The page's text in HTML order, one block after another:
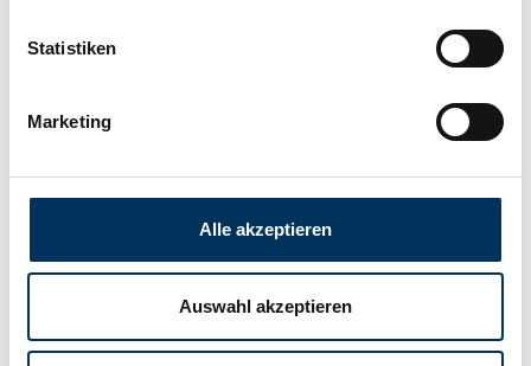
Statistiken
Marketing
Alle akzeptieren
Auswahl akzeptieren
Height:
3,1kg